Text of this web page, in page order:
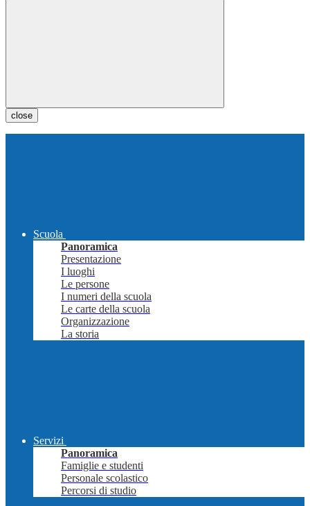
close
Scuola
Panoramica
Presentazione
I luoghi
Le persone
I numeri della scuola
Le carte della scuola
Organizzazione
La storia
Servizi
Panoramica
Famiglie e studenti
Personale scolastico
Percorsi di studio